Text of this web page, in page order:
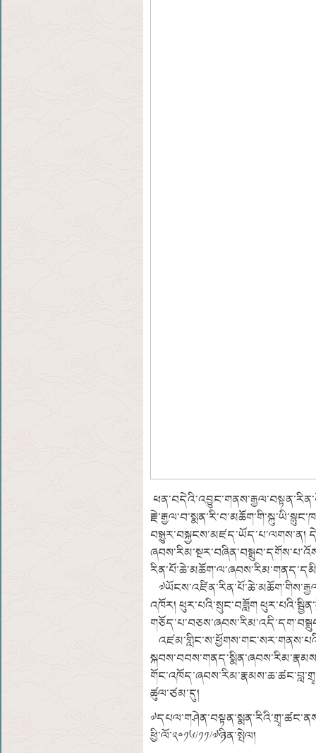
བསྒྱུར་བསྐྱངས་མཛད་ཡོད་པ་ལགས་ན།
འཁོར། ཕུར་པའི་སྲུང་བཟློག
ཚུལ་ཙམ་དུ།
ཕྱི་ལོ་༢༠༡༦/༡༡/༧ཉིན་སྤེལ།